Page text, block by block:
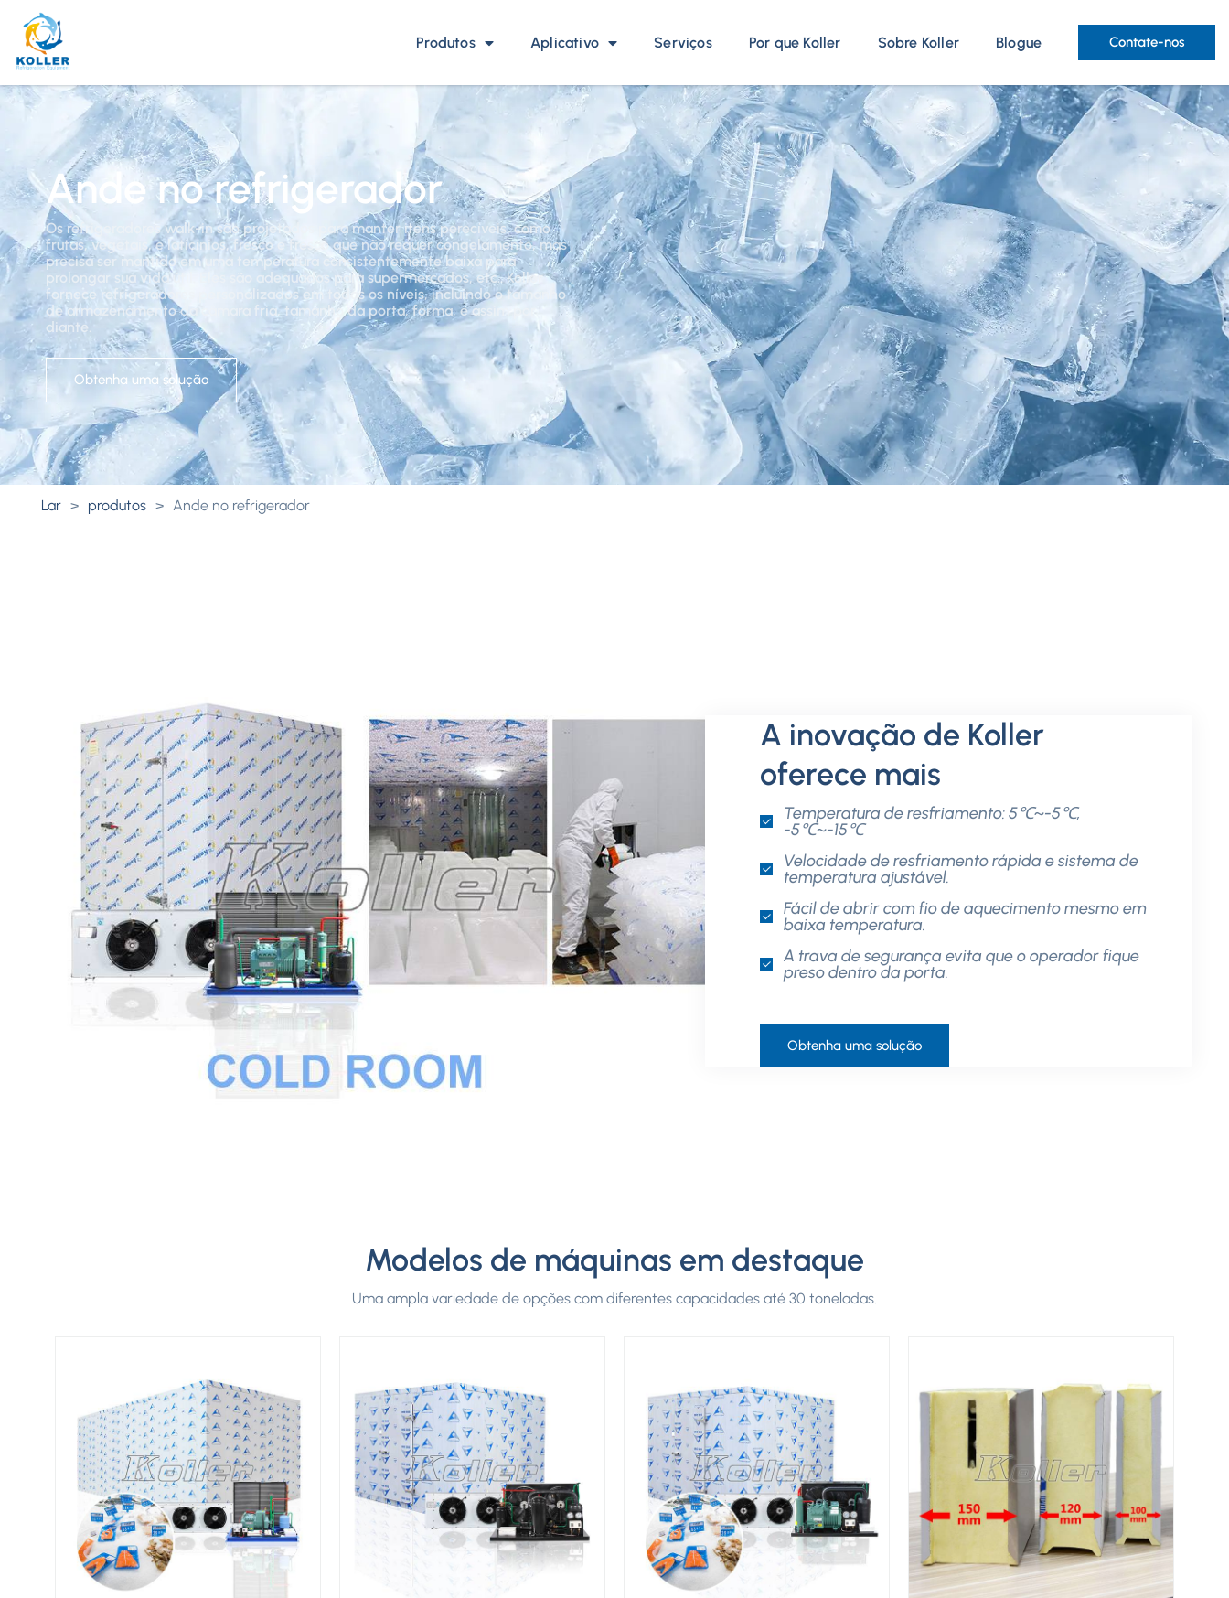
Produtos Aplicativo Serviços Por que Koller Sobre Koller Blogue Contate-nos
Ande no refrigerador
Os refrigeradores walk-in são projetados para manter itens perecíveis, como
frutas, vegetais, e laticínios, fresco e fresco que não requer congelamento, mas
precisa ser mantido em uma temperatura consistentemente baixa para
prolongar sua vida útil. Eles são adequados para supermercados, etc.. Koller
fornece refrigeradores personalizados em todos os níveis, incluindo o tamanho
de armazenamento da câmara fria, tamanho da porta, forma, e assim por
diante.
Obtenha uma solução
Lar > produtos > Ande no refrigerador
A inovação de Koller
oferece mais
Temperatura de resfriamento: 5℃~-5℃,
-5℃~-15℃
Velocidade de resfriamento rápida e sistema de
temperatura ajustável.
Fácil de abrir com fio de aquecimento mesmo em
baixa temperatura.
A trava de segurança evita que o operador fique
preso dentro da porta.
Obtenha uma solução
Modelos de máquinas em destaque
Uma ampla variedade de opções com diferentes capacidades até 30 toneladas.